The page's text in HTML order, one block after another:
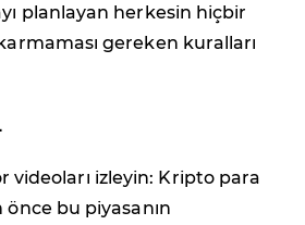
planlayan herkesin hiçbir
gereken kuralları
videoları izleyin: Kripto para
önce bu piyasanın